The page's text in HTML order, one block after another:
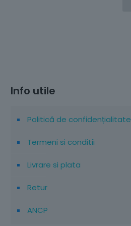
Info utile
Politică de confidențialitate
Termeni si conditii
Livrare si plata
Retur
ANCP